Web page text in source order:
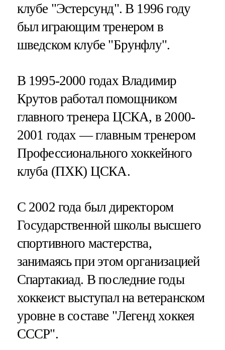
клубе "Эстерсунд". В 1996 году
был играющим тренером в
шведском клубе "Брунфлу".
В 1995-2000 годах Владимир
Крутов работал помощником
главного тренера ЦСКА, в 2000-
2001 годах — главным тренером
Профессионального хоккейного
клуба (ПХК) ЦСКА.
С 2002 года был директором
Государственной школы высшего
спортивного мастерства,
занимаясь при этом организацией
Спартакиад. В последние годы
хоккеист выступал на ветеранском
уровне в составе "Легенд хоккея
СССР".